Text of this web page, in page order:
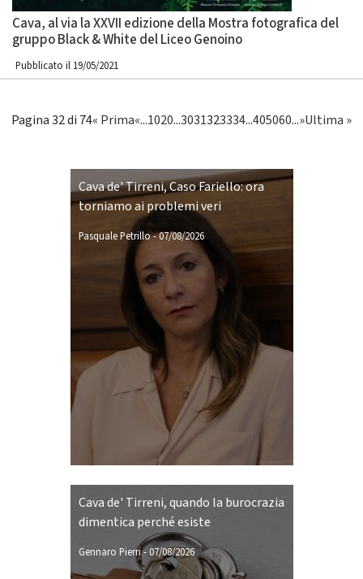
Cava, al via la XXVII edizione della Mostra fotografica del
gruppo Black & White del Liceo Genoino
Pubblicato il 19/05/2021
Pagina 32 di 74« Prima«...1020...3031323334...405060...»Ultima »
Cava de' Tirreni, Caso Fariello: ora
torniamo ai problemi veri
Pasquale Petrillo-07/08/2026
Cava de' Tirreni, quando la burocrazia
dimentica perché esiste
Gennaro Pierri- 07/08/2026